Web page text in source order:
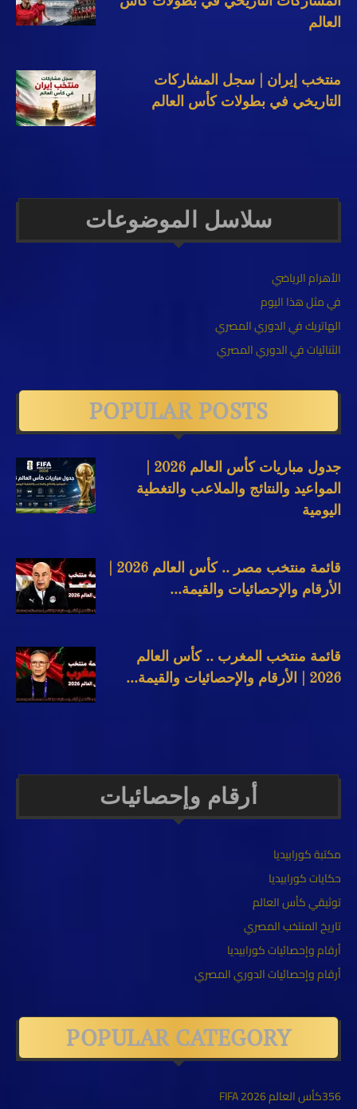
العالم
منتخب إيران | سجل المشاركات
التاريخي في بطولات كأس العالم
سلاسل الموضوعات
الأهرام الرياضي
في مثل هذا اليوم
الهاتريك في الدوري المصري
الثنائيات في الدوري المصري
POPULAR POSTS
المواعيد والنتائج والملاعب والتغطية
اليومية
الأرقام والإحصائيات والقيمة...
قائمة منتخب المغرب .. كأس العالم
2026 | الأرقام والإحصائيات والقيمة...
أرقام وإحصائيات
مكتبة كورابيديا
حكايات كورابيديا
توثيقي كأس العالم
تاريخ المنتخب المصري
أرقام وإحصائيات كورابيديا
أرقام وإحصائيات الدوري المصري
POPULAR CATEGORY
كأس العالم FIFA 2026356